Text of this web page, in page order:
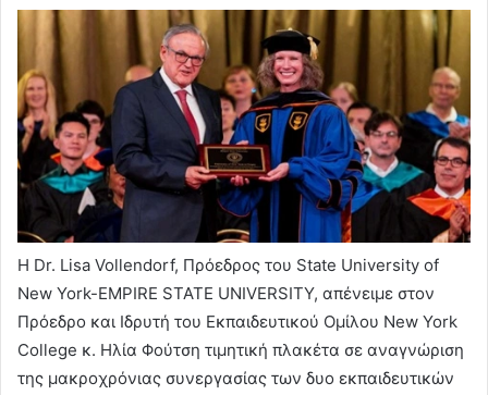
H Dr. Lisa Vollendorf, Πρόεδρος του State University of
New York-EMPIRE STATE UNIVERSITY, απένειμε στον
Πρόεδρο και Ιδρυτή του Εκπαιδευτικού Ομίλου New York
College κ. Ηλία Φούτση τιμητική πλακέτα σε αναγνώριση
της μακροχρόνιας συνεργασίας των δυο εκπαιδευτικών